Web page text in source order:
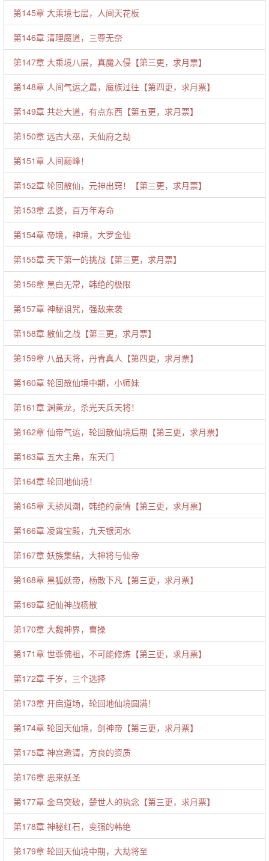
第145章 大乘境七层，人间天花板
第146章 清理魔道，三尊无奈
第147章 大乘境八层，真魔入侵【第三更，求月票】
第148章 人间气运之最，魔族过往【第四更，求月票】
第149章 共赴大道，有点东西【第五更，求月票】
第150章 远古大巫，天仙府之劫
第151章 人间巅峰！
第152章 轮回散仙，元神出窍！【第三更，求月票】
第153章 孟婆，百万年寿命
第154章 帝境，神境，大罗金仙
第155章 天下第一的挑战【第三更，求月票】
第156章 黑白无常，韩绝的极限
第157章 神秘诅咒，强敌来袭
第158章 散仙之战【第三更，求月票】
第159章 八品天将，丹青真人【第四更，求月票】
第160章 轮回散仙境中期，小师妹
第161章 渊黄龙，杀光天兵天将！
第162章 仙帝气运，轮回散仙境后期【第三更，求月票】
第163章 五大主角，东天门
第164章 轮回地仙境！
第165章 天骄风潮，韩绝的豪情【第三更，求月票】
第166章 凌霄宝殿，九天银河水
第167章 妖族集结，大神将与仙帝
第168章 黑狐妖帝，杨散下凡【第三更，求月票】
第169章 纪仙神战杨散
第170章 大魏神界，曹操
第171章 世尊佛祖，不可能修炼【第三更，求月票】
第172章 千岁，三个选择
第173章 开启道场，轮回地仙境圆满！
第174章 轮回天仙境，剑神帝【第三更，求月票】
第175章 神宫邀请，方良的资质
第176章 恶来妖圣
第177章 金乌突破，楚世人的执念【第三更，求月票】
第178章 神秘红石，变强的韩绝
第179章 轮回天仙境中期，大劫将至